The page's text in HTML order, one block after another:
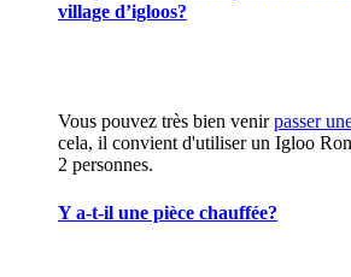
village d’igloos?
Vous pouvez très bien venirpasser
cela, il convient d'utiliser un Igloo
2 personnes.
Y a-t-il une pièce chauffée?